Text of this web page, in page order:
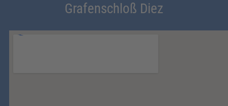
Grafenschloß Diez